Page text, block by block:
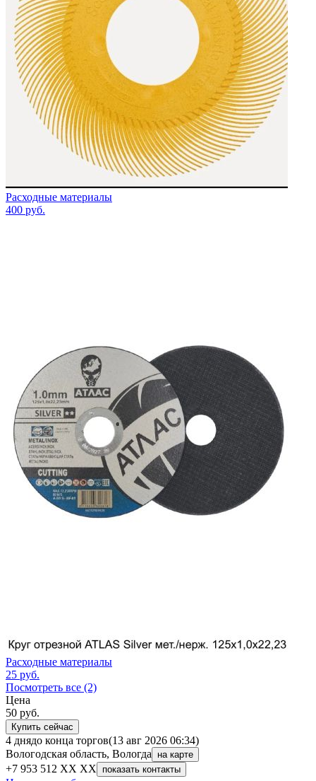
Расходные материалы
400 руб.
Расходные материалы
25 руб.
Посмотреть все (2)
Цена
50 руб.
Купить сейчас
4 днядо конца торгов(13 авг 2026 06:34)
Вологодская область, Вологда
на карте
+7 953 512 XX XX показать контакты